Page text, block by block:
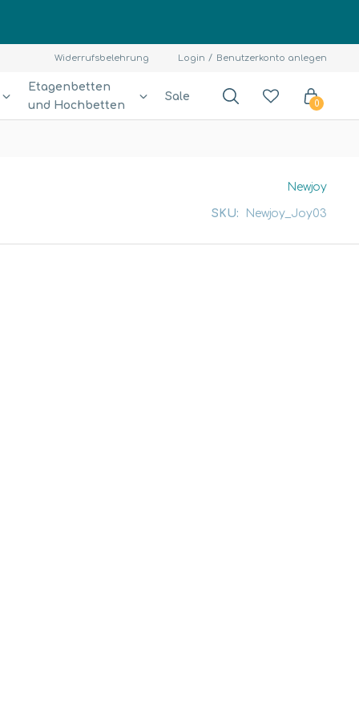
Widerrufsbelehrung Login Benutzerkonto anlegen
Etagenbetten
und Hochbetten
Sale
0
Newjoy
SKU: Newjoy_Joy03